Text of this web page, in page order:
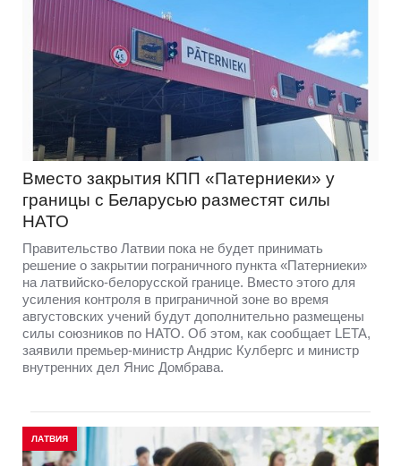
Вместо закрытия КПП «Патерниеки» у
границы с Беларусью разместят силы
НАТО
Правительство Латвии пока не будет принимать
решение о закрытии пограничного пункта «Патерниеки»
на латвийско-белорусской границе. Вместо этого для
усиления контроля в приграничной зоне во время
августовских учений будут дополнительно размещены
силы союзников по НАТО. Об этом, как сообщает LETA,
заявили премьер-министр Андрис Кулбергс и министр
внутренних дел Янис Домбрава.
ЛАТВИЯ